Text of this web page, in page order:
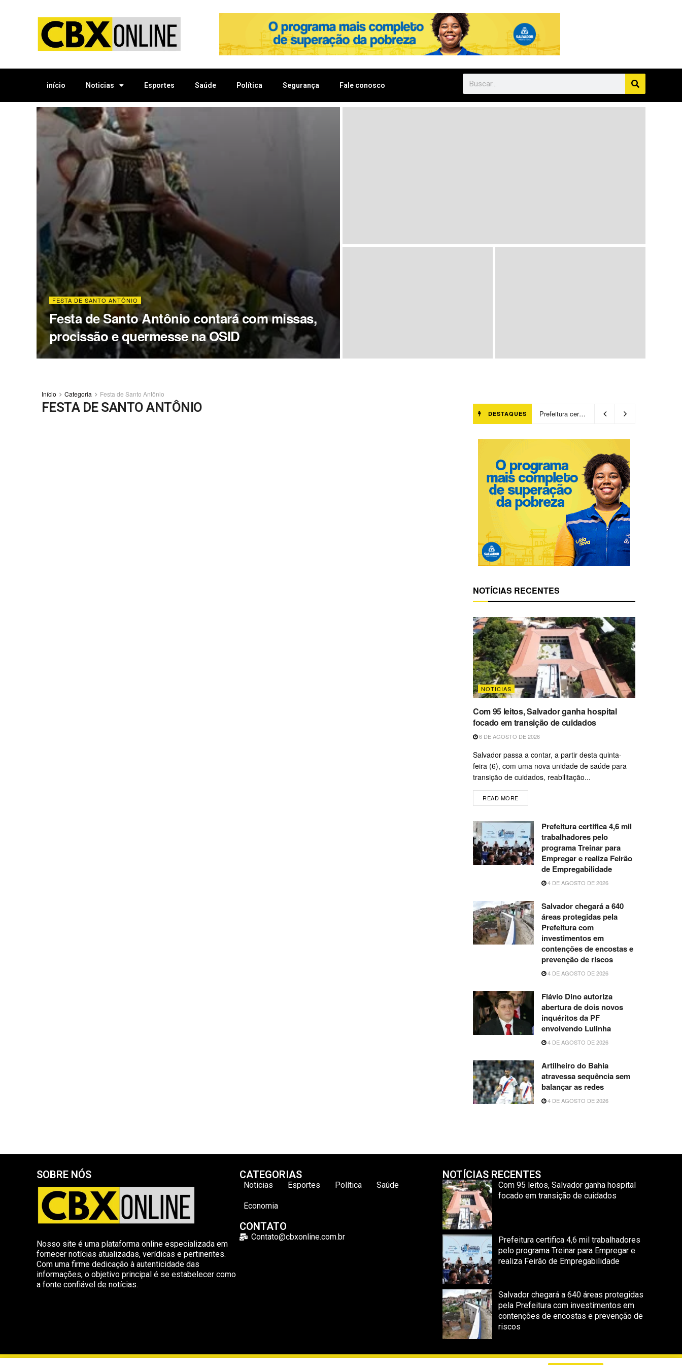
início Noticias Esportes Saúde Política Segurança Fale conosco
FESTA DE SANTO ANTÔNIO
Festa de Santo Antônio contará com missas,
procissão e quermesse na OSID
Início Categoria Festa de Santo Antônio
FESTA DE SANTO ANTÔNIO DESTAQUES Prefeitura certifica 4,6 mil trabalhadores pelo programa Treinar para Empregar e realiza Feirão de Empregabilidade
NOTÍCIAS RECENTES
NOTICIAS
Com 95 leitos, Salvador ganha hospital
focado em transição de cuidados
6 DE AGOSTO DE 2026
Salvador passa a contar, a partir desta quinta-
feira (6), com uma nova unidade de saúde para
transição de cuidados, reabilitação...
READ MORE
Prefeitura certifica 4,6 mil
trabalhadores pelo
programa Treinar para
Empregar e realiza Feirão
de Empregabilidade
4 DE AGOSTO DE 2026
Salvador chegará a 640
áreas protegidas pela
Prefeitura com
investimentos em
contenções de encostas e
prevenção de riscos
4 DE AGOSTO DE 2026
Flávio Dino autoriza
abertura de dois novos
inquéritos da PF
envolvendo Lulinha
4 DE AGOSTO DE 2026
Artilheiro do Bahia
atravessa sequência sem
balançar as redes
4 DE AGOSTO DE 2026
SOBRE NÓS
Nosso site é uma plataforma online especializada em
fornecer notícias atualizadas, verídicas e pertinentes.
Com uma firme dedicação à autenticidade das
informações, o objetivo principal é se estabelecer como
a fonte confiável de notícias.
CATEGORIAS
Noticias Esportes Política Saúde
Economia
CONTATO
Contato@cbxonline.com.br
NOTÍCIAS RECENTES
Com 95 leitos, Salvador ganha hospital
focado em transição de cuidados
Prefeitura certifica 4,6 mil trabalhadores
pelo programa Treinar para Empregar e
realiza Feirão de Empregabilidade
Salvador chegará a 640 áreas protegidas
pela Prefeitura com investimentos em
contenções de encostas e prevenção de
riscos